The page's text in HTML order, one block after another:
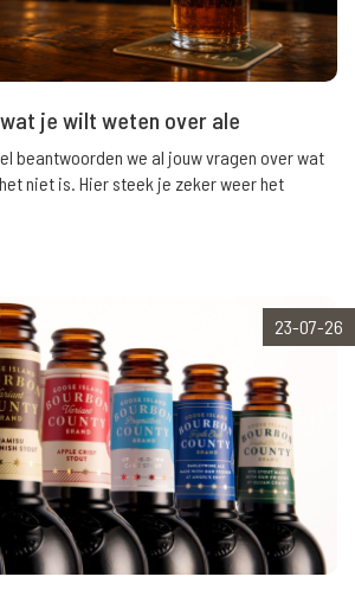
je wilt weten over ale
beantwoorden we al jouw vragen over wat
niet is. Hier steek je zeker weer het
23-07-26